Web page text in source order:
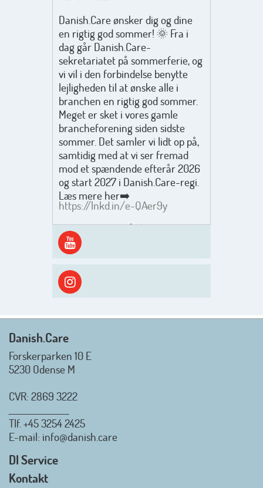
Danish.Care ønsker dig og dine
en rigtig god sommer! 🌞 Fra i
dag går Danish.Care-
sekretariatet på sommerferie, og
vi vil i den forbindelse benytte
lejligheden til at ønske alle i
branchen en rigtig god sommer.
Meget er sket i vores gamle
brancheforening siden sidste
sommer. Det samler vi lidt op på,
samtidig med at vi ser fremad
mod et spændende efterår 2026
og start 2027 i Danish.Care-regi.
Læs mere her➡️
https://lnkd.in/e-QAer9y
Men inden det går løs med en
spændende og aktivt
efterårsæson, så går turen først
ud i solen, ned til vandet og ind i
skyggen igen. Danish.Care holder
sommerlukket i uge 29 + 30.
Mvh. Anders, Helle og Malthe
Danish.Care - Branchen for
hjælpemidler og
Danish.Care
Forskerparken 10 E
5230 Odense M
CVR: 2869 3222
Tlf.+45 3254 2425
E-mail: info@danish.care
DI Service
Kontakt